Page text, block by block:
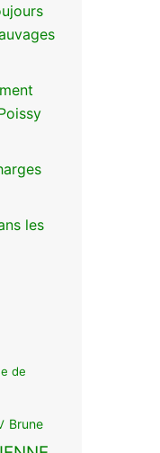
les
de
Brune